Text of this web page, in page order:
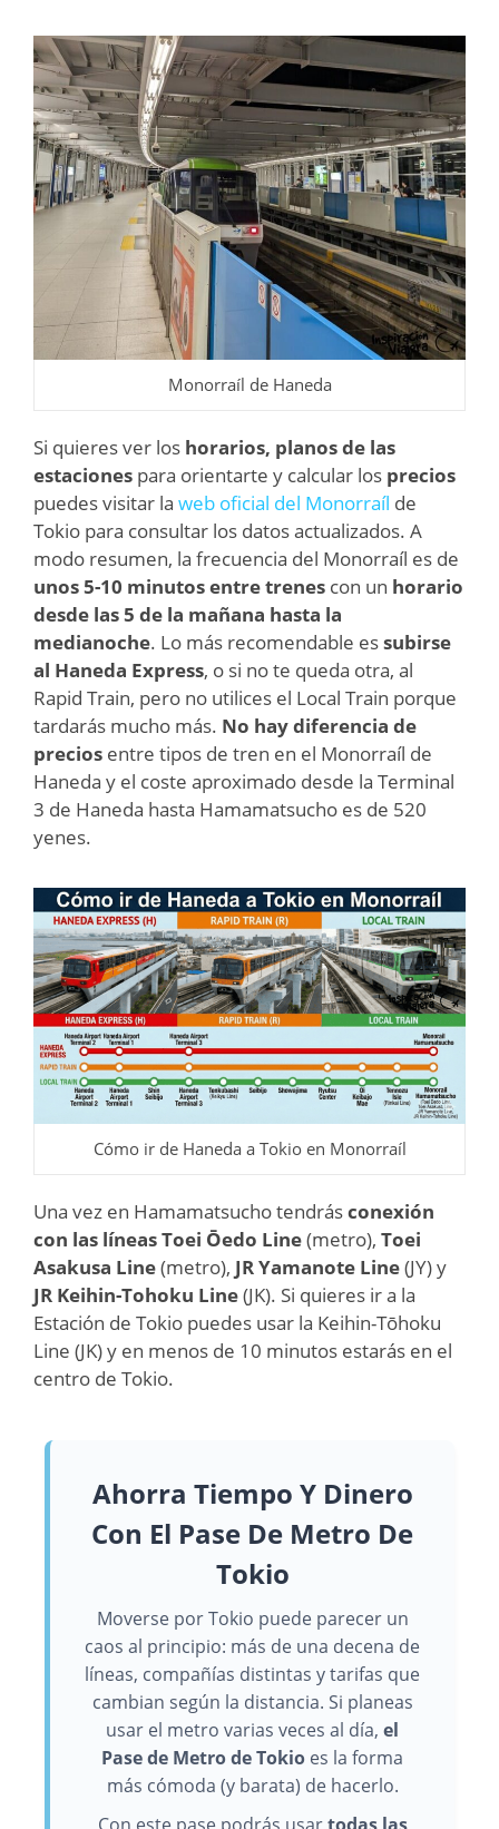
Monorraíl de Haneda
Si quieres ver los horarios, planos de las
estaciones para orientarte y calcular los precios
puedes visitar la web oficial del Monorraíl de
Tokio para consultar los datos actualizados. A
modo resumen, la frecuencia del Monorraíl es de
unos 5-10 minutos entre trenes con un horario
desde las 5 de la mañana hasta la
medianoche. Lo más recomendable essubirse
al Haneda Express, o si no te queda otra, al
Rapid Train, pero no utilices el Local Train porque
tardarás mucho más. No hay diferencia de
precios entre tipos de tren en el Monorraíl de
Haneda y el coste aproximado desde la Terminal
3 de Haneda hasta Hamamatsucho es de 520
yenes.
Cómo ir de Haneda a Tokio en Monorraíl
Una vez en Hamamatsucho tendrásconexión
con las líneas Toei Ōedo Line(metro), Toei
Asakusa Line(metro), JR Yamanote Line(JY) y
JR Keihin-Tohoku Line(JK). Si quieres ir a la
Estación de Tokio puedes usar la Keihin-Tōhoku
Line (JK) y en menos de 10 minutos estarás en el
centro de Tokio.
Ahorra Tiempo Y Dinero
Con El Pase De Metro De
Tokio
Moverse por Tokio puede parecer un
caos al principio: más de una decena de
líneas, compañías distintas y tarifas que
cambian según la distancia. Si planeas
usar el metro varias veces al día, el
Pase de Metro de Tokio es la forma
más cómoda (y barata) de hacerlo.